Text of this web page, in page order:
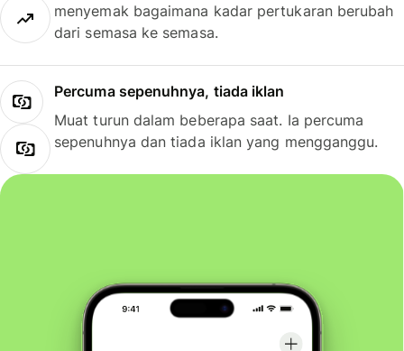
menyemak bagaimana kadar pertukaran berubah
dari semasa ke semasa.
Percuma sepenuhnya, tiada iklan
Muat turun dalam beberapa saat. Ia percuma
sepenuhnya dan tiada iklan yang mengganggu.